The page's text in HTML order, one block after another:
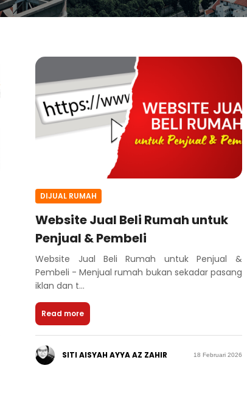
DIJUAL RUMAH
Website Jual Beli Rumah untuk
Penjual & Pembeli
Website Jual Beli Rumah untuk Penjual &
Pembeli - Menjual rumah bukan sekadar pasang
iklan dan t...
Read more
SITI AISYAH AYYA AZ ZAHIR 18 Februari 2026